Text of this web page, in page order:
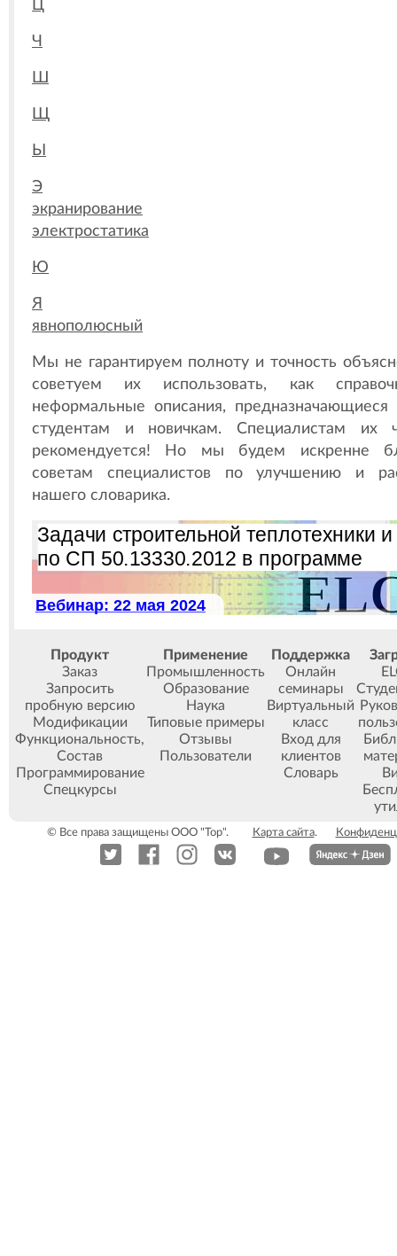
Ц
Ч
Ш
Щ
Ы
Э
экранирование
электростатика
Ю
Я
явнополюсный
Мы не гарантируем полноту и точность
советуем их использовать, как
неформальные описания,
студентам и новичкам. Специалистам их
рекомендуется! Но мы будем искренне
советам специалистов по улучшению и
нашего словарика.
Продукт
Заказ
Запросить
пробную версию
Модификации
Функциональность,
Состав
Программирование
Спецкурсы
Применение
Промышленность
Образование
Наука
Типовые примеры
Отзывы
Пользователи
Поддержка
Онлайн
семинары
Виртуальный
класс
Вход для
клиентов
Словарь
© Все права защищены ООО "Тор". Карта сайта.